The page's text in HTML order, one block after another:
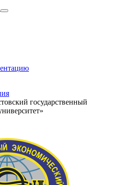
государственный